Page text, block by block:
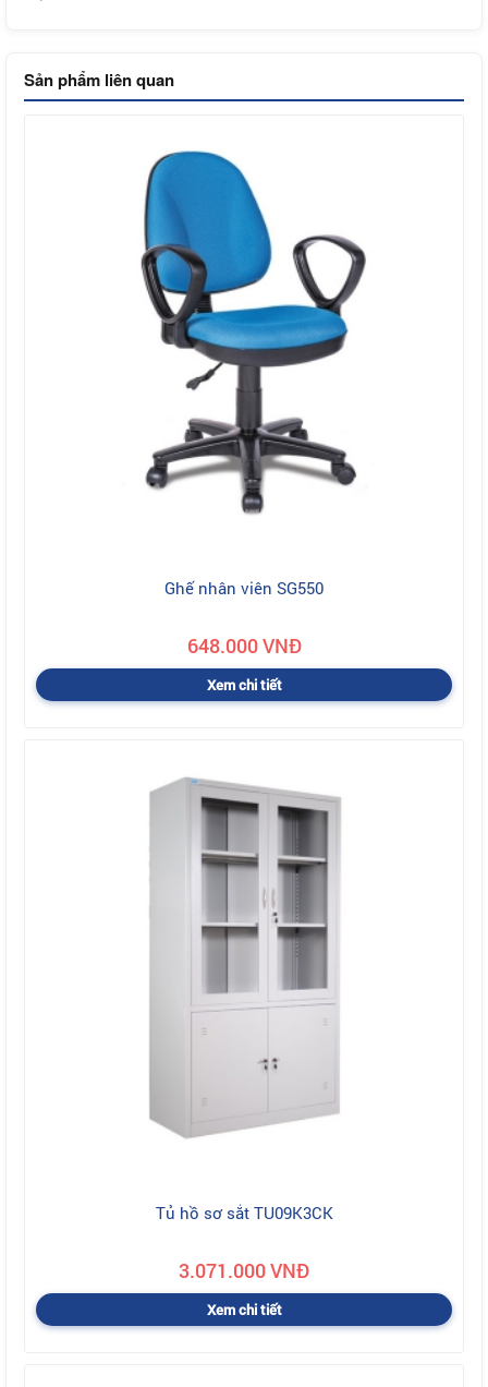
Sản phẩm liên quan
Ghế nhân viên SG550
648.000 VNĐ
Xem chi tiết
Tủ hồ sơ sắt TU09K3CK
3.071.000 VNĐ
Xem chi tiết